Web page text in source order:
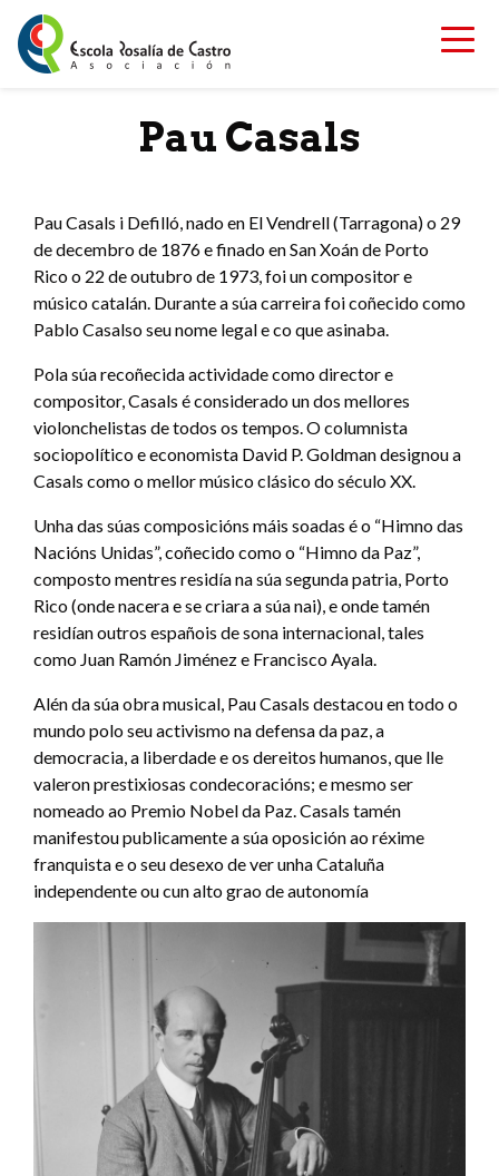
Skip to content
Pau Casals
Pau Casals i Defilló, nado en El Vendrell (Tarragona) o 29
de decembro de 1876 e finado en San Xoán de Porto
Rico o 22 de outubro de 1973, foi un compositor e
músico catalán. Durante a súa carreira foi coñecido como
Pablo Casalso seu nome legal e co que asinaba.
Pola súa recoñecida actividade como director e
compositor, Casals é considerado un dos mellores
violonchelistas de todos os tempos. O columnista
sociopolítico e economista David P. Goldman designou a
Casals como o mellor músico clásico do século XX.
Unha das súas composicións máis soadas é o “Himno das
Nacións Unidas”, coñecido como o “Himno da Paz”,
composto mentres residía na súa segunda patria, Porto
Rico (onde nacera e se criara a súa nai), e onde tamén
residían outros españois de sona internacional, tales
como Juan Ramón Jiménez e Francisco Ayala.
Alén da súa obra musical, Pau Casals destacou en todo o
mundo polo seu activismo na defensa da paz, a
democracia, a liberdade e os dereitos humanos, que lle
valeron prestixiosas condecoracións; e mesmo ser
nomeado ao Premio Nobel da Paz. Casals tamén
manifestou publicamente a súa oposición ao réxime
franquista e o seu desexo de ver unha Cataluña
independente ou cun alto grao de autonomía